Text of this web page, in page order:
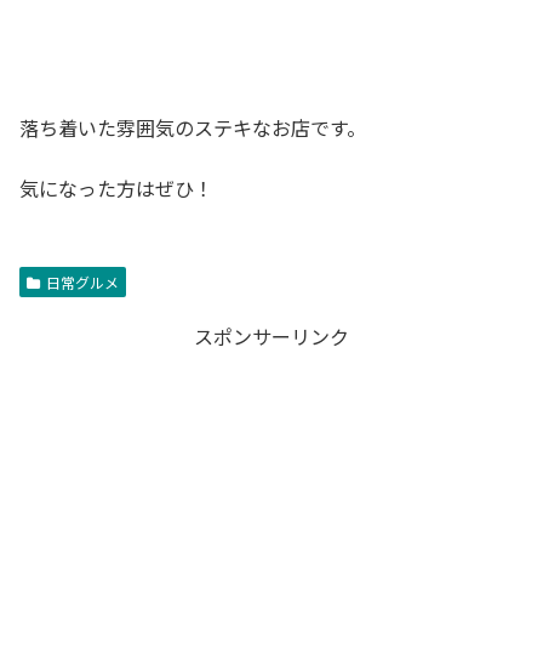
落ち着いた雰囲気のステキなお店です。
気になった方はぜひ！
日常グルメ
スポンサーリンク